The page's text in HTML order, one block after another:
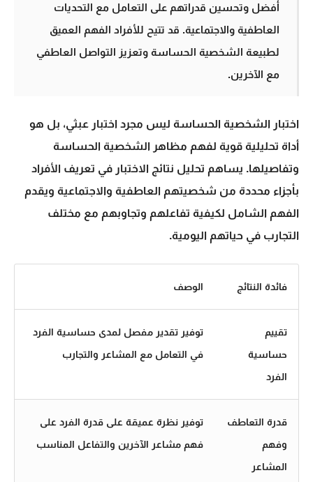
أفضل وتحسين قدراتهم على التعامل مع التحديات
العاطفية والاجتماعية. قد تتيح للأفراد الفهم العميق
لطبيعة الشخصية الحساسة وتعزيز التواصل العاطفي
مع الآخرين.
اختبار الشخصية الحساسة ليس مجرد اختبار عبثي، بل هو
أداة تحليلية قوية لفهم مظاهر الشخصية الحساسة
وتفاصيلها. يساهم تحليل نتائج الاختبار في تعريف الأفراد
بأجزاء محددة من شخصيتهم العاطفية والاجتماعية ويقدم
الفهم الشامل لكيفية تفاعلهم وتجاوبهم مع مختلف
التجارب في حياتهم اليومية.
فائدة النتائج الوصف
تقييم
حساسية
الفرد
توفير تقدير مفصل لمدى حساسية الفرد
في التعامل مع المشاعر والتجارب
قدرة التعاطف
وفهم
المشاعر
توفير نظرة عميقة على قدرة الفرد على
فهم مشاعر الآخرين والتفاعل المناسب